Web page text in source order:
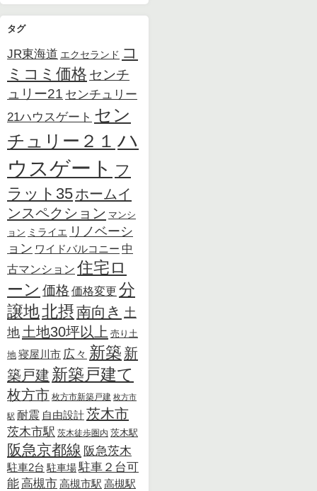
タグ
JR東海道 エクセランド コ
ミコミ価格 センチ
ュリー21 センチュリー
21ハウスゲート セン
チュリー２１ ハ
ウスゲート フ
ラット35ホームイ
ンスペクション マンシ
ョン ミライエ リノベーシ
ョン ワイドバルコニー 中
古マンション 住宅ロ
ーン 価格 価格変更 分
譲地北摂南向き 土
地 土地30坪以上 売り土
地 寝屋川市 広々 新築 新
築戸建 新築戸建て
枚方市 枚方市新築戸建 枚方市
駅 耐震 自由設計茨木市
茨木市駅 茨木徒歩圏内 茨木駅
阪急京都線 阪急茨木
駐車2台 駐車場駐車２台可
能高槻市高槻市駅 高槻駅